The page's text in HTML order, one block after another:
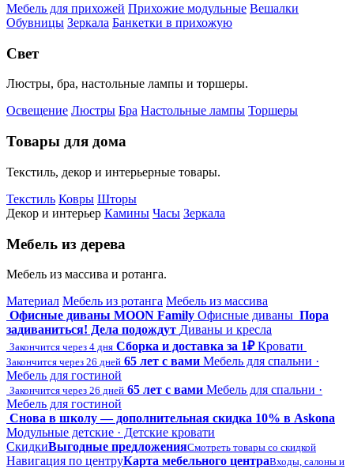
Мебель для прихожей Прихожие модульные Вешалки
Обувницы Зеркала Банкетки в прихожую
Свет
Люстры, бра, настольные лампы и торшеры.
Освещение Люстры Бра Настольные лампы Торшеры
Товары для дома
Текстиль, декор и интерьерные товары.
Текстиль Ковры Шторы
Декор и интерьер Камины Часы Зеркала
Мебель из дерева
Мебель из массива и ротанга.
Материал Мебель из ротанга Мебель из массива
Офисные диваны MOON Family Офисные диваны Пора
задиваниться! Дела подождут Диваны и кресла
Закончится через 4 дня Сборка и доставка за 1₽ Кровати
Закончится через 26 дней 65 лет с вами Мебель для спальни ·
Мебель для гостиной
Закончится через 26 дней 65 лет с вами Мебель для спальни ·
Мебель для гостиной
Снова в школу — дополнительная скидка 10% в Askona
Модульные детские · Детские кровати
СкидкиВыгодные предложенияСмотреть товары со скидкой
Навигация по центруКарта мебельного центраВходы, салоны и